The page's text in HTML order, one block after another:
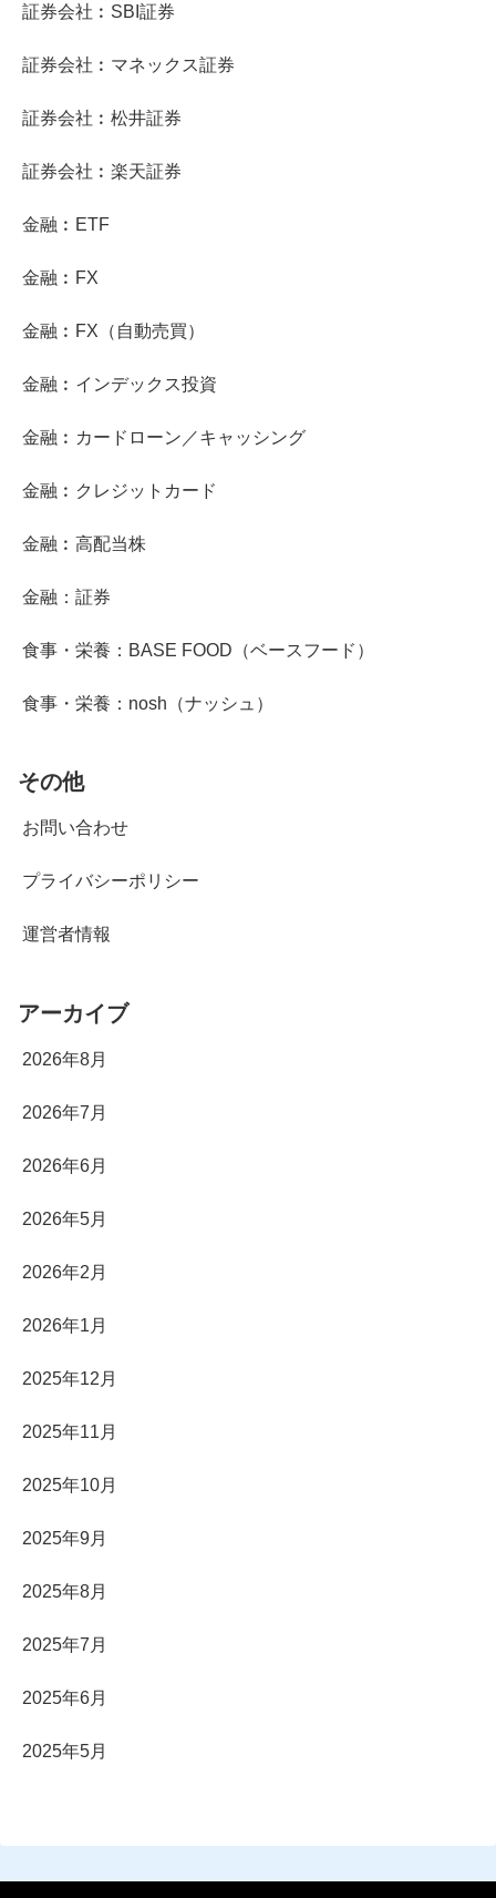
証券会社︰SBI証券
証券会社︰マネックス証券
証券会社︰松井証券
証券会社︰楽天証券
金融︰ETF
金融︰FX
金融︰FX（自動売買）
金融︰インデックス投資
金融︰カードローン／キャッシング
金融︰クレジットカード
金融︰高配当株
金融：証券
食事・栄養：BASE FOOD（ベースフード）
食事・栄養：nosh（ナッシュ）
その他
お問い合わせ
プライバシーポリシー
運営者情報
アーカイブ
2026年8月
2026年7月
2026年6月
2026年5月
2026年2月
2026年1月
2025年12月
2025年11月
2025年10月
2025年9月
2025年8月
2025年7月
2025年6月
2025年5月